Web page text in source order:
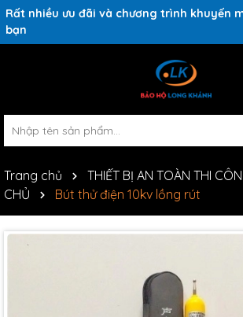
Rất nhiều ưu đãi và chương trình khuyến
bạn
Trang chủ
THIẾT BỊ AN TOÀN THI
CHỦ
Bút thử điện 10kv lồng rút